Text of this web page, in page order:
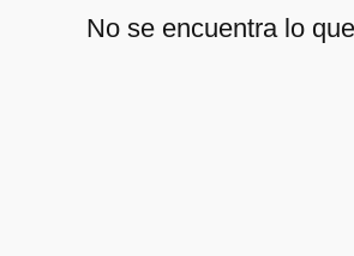
No se encuentra lo